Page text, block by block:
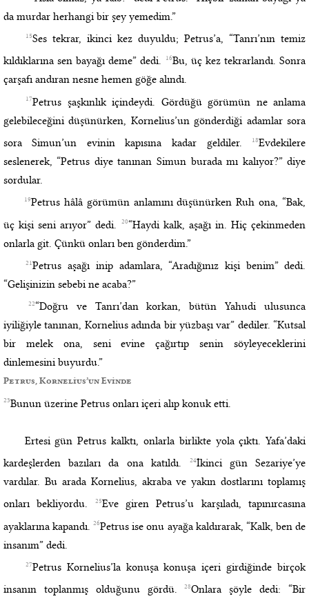
da murdar herhangi bir şey yemedim.”
15Ses tekrar, ikinci kez duyuldu; Petrus’a, “Tanrı’nın temiz
kıldıklarına sen bayağı deme” dedi.
16Bu, üç kez tekrarlandı. Sonra
çarşafı andıran nesne hemen göğe alındı.
17Petrus şaşkınlık içindeydi. Gördüğü görümün ne anlama
gelebileceğini düşünürken, Kornelius’un gönderdiği adamlar sora
sora Simun’un evinin kapısına kadar geldiler.
18Evdekilere
seslenerek, “Petrus diye tanınan Simun burada mı kalıyor?” diye
sordular.
19Petrus hâlâ görümün anlamını düşünürken Ruh ona, “Bak,
üç kişi seni arıyor” dedi.
20“Haydi kalk, aşağı in. Hiç çekinmeden
onlarla git. Çünkü onları ben gönderdim.”
21Petrus aşağı inip adamlara, “Aradığınız kişi benim” dedi.
“Gelişinizin sebebi ne acaba?”
22“Doğru ve Tanrı’dan korkan, bütün Yahudi ulusunca
iyiliğiyle tanınan, Kornelius adında bir yüzbaşı var” dediler. “Kutsal
bir melek ona, seni evine çağırtıp senin söyleyeceklerini
dinlemesini buyurdu.”
Petrus, Kornelius’un Evinde
23Bunun üzerine Petrus onları içeri alıp konuk etti.
Ertesi gün Petrus kalktı, onlarla birlikte yola çıktı. Yafa’daki
kardeşlerden bazıları da ona katıldı.
24İkinci gün Sezariye’ye
vardılar. Bu arada Kornelius, akraba ve yakın dostlarını toplamış
onları bekliyordu.
25Eve giren Petrus’u karşıladı, tapınırcasına
ayaklarına kapandı.26Petrus ise onu ayağa kaldırarak, “Kalk, ben de
insanım” dedi.
27Petrus Kornelius’la konuşa konuşa içeri girdiğinde birçok
insanın toplanmış olduğunu gördü.28Onlara şöyle dedi: “Bir